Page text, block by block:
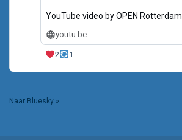
YouTube video by OPEN Rotterdam
youtu.be
2 1
Naar Bluesky »